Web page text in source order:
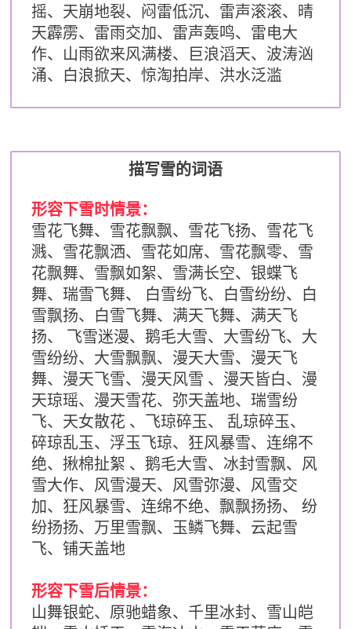
摇、天崩地裂、闷雷低沉、雷声滚滚、晴
天霹雳、雷雨交加、雷声轰鸣、雷电大
作、山雨欲来风满楼、巨浪滔天、波涛汹
涌、白浪掀天、惊淘拍岸、洪水泛滥
描写雪的词语
形容下雪时情景：
雪花飞舞、雪花飘飘、雪花飞扬、 雪花飞
溅、 雪花飘洒、雪花如席、雪花飘零、雪
花飘舞、雪飘如絮、 雪满长空、 银蝶飞
舞、瑞雪飞舞、 白雪纷飞、 白雪纷纷、 白
雪飘扬、白雪飞舞、满天飞舞、满天飞
扬、 飞雪迷漫、鹅毛大雪、大雪纷飞、大
雪纷纷、大雪飘飘、漫天大雪、漫天飞
舞、漫天飞雪、漫天风雪 、漫天皆白、漫
天琼瑶、漫天雪花、弥天盖地、瑞雪纷
飞、天女散花 、飞琼碎玉、 乱琼碎玉、
碎琼乱玉、浮玉飞琼、狂风暴雪、连绵不
绝、揪棉扯絮 、鹅毛大雪、冰封雪飘、风
雪大作、风雪漫天、风雪弥漫、风雪交
加、狂风暴雪、连绵不绝、飘飘扬扬、
纷
纷扬扬、 万里雪飘、玉鳞飞舞、云起雪
飞、铺天盖地
形容下雪后情景：
山舞银蛇、原驰蜡象、 千里冰封、 雪山皑